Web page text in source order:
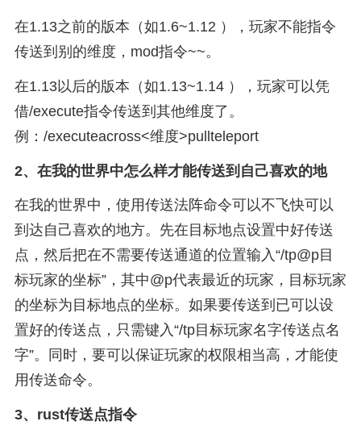
在1.13之前的版本（如1.6~1.12 ），玩家不能指令
传送到别的维度，mod指令~~。
在1.13以后的版本（如1.13~1.14 ），玩家可以凭
借/execute指令传送到其他维度了。
例：/executeacross<维度>pullteleport
2、 在我的世界中怎么样才能传送到自己喜欢的地
在我的世界中，使用传送法阵命令可以不飞快可以
到达自己喜欢的地方。先在目标地点设置中好传送
点，然后把在不需要传送通道的位置输入“/tp@p目
标玩家的坐标”，其中@p代表最近的玩家，目标玩家
的坐标为目标地点的坐标。如果要传送到已可以设
置好的传送点，只需键入“/tp目标玩家名字传送点名
字”。同时，要可以保证玩家的权限相当高，才能使
用传送命令。
3、 rust传送点指令